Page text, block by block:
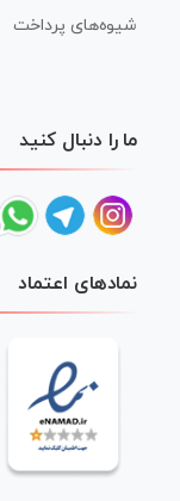
شیوه‌های پرداخت
ما را دنبال کنید
نمادهای اعتماد